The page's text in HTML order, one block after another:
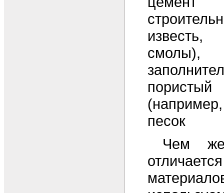
известь,
песок
Чем же